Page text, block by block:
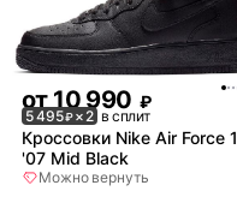
от10 990 ₽
5 495₽× 2 в сплит
Кроссовки Nike Air Force 1
'07 Mid Black
Можно вернуть